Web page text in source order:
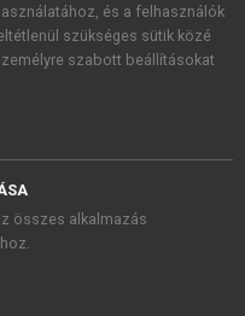
, valamint a szotar.netés a
foglaltakat
és a felhasználók
szükséges sütik közé
szabott beállításokat
összes alkalmazás